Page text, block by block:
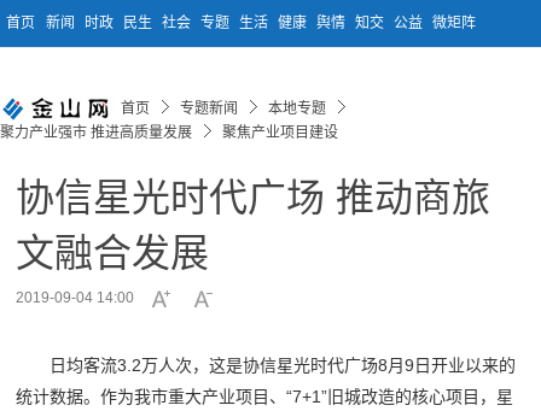
首页 新闻 时政 民生 社会 专题 生活 健康 舆情 知交 公益 微矩阵
首页 专题新闻
本地专题
聚力产业强市 推进高质量发展
聚焦产业项目建设
协信星光时代广场 推动商旅
文融合发展
2019-09-04 14:00
日均客流3.2万人次，这是协信星光时代广场8月9日开业以来的
统计数据。作为我市重大产业项目、“7+1”旧城改造的核心项目，星